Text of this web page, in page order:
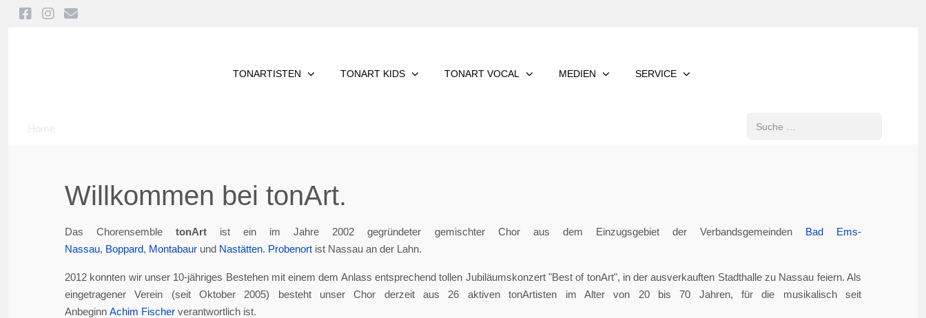
TONARTISTEN TONART KIDS TONART VOCAL MEDIEN SERVICE
Home
Suchen
Willkommen bei tonArt.
Das ChorensembletonArt ist ein im Jahre 2002 gegründeter gemischter Chor aus dem Einzugsgebiet der Verbandsgemeinden Bad Ems-
Nassau, Boppard, Montabaur und Nastätten. Probenort ist Nassau an der Lahn.
2012 konnten wir unser 10-jähriges Bestehen mit einem dem Anlass entsprechend tollen Jubiläumskonzert "Best of tonArt", in der ausverkauften Stadthalle zu Nassau feiern. Als
eingetragener Verein (seit Oktober 2005) besteht unser Chor derzeit aus 26 aktiven tonArtisten im Alter von 20 bis 70 Jahren, für die musikalisch seit
Anbeginn Achim Fischer verantwortlich ist.